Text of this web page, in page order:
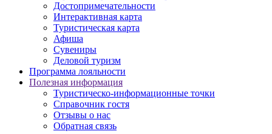
Достопримечательности
Интерактивная карта
Туристическая карта
Афиша
Сувениры
Деловой туризм
Программа лояльности
Полезная информация
Туристическо-информационные точки
Справочник гостя
Отзывы о нас
Обратная связь